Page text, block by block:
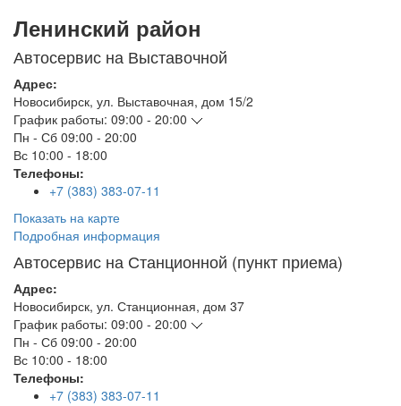
Ленинский район
Автосервис на Выставочной
Адрес:
Новосибирск, ул. Выставочная, дом 15/2
График работы: 09:00 - 20:00
Пн - Сб 09:00 - 20:00
Вс 10:00 - 18:00
Телефоны:
+7 (383) 383-07-11
Показать на карте
Подробная информация
Автосервис на Станционной (пункт приема)
Адрес:
Новосибирск, ул. Станционная, дом 37
График работы: 09:00 - 20:00
Пн - Сб 09:00 - 20:00
Вс 10:00 - 18:00
Телефоны:
+7 (383) 383-07-11